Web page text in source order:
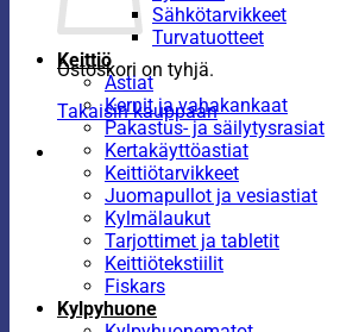
Ostoskori on tyhjä.
Takaisin kauppaan
Sähkötarvikkeet
Turvatuotteet
Keittiö
Astiat
Kernit ja vahakankaat
Pakastus- ja säilytysrasiat
Kertakäyttöastiat
Keittiötarvikkeet
Juomapullot ja vesiastiat
Kylmälaukut
Tarjottimet ja tabletit
Keittiötekstiilit
Fiskars
Kylpyhuone